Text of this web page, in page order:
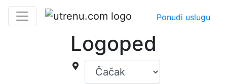
Ponudi uslugu
Logoped